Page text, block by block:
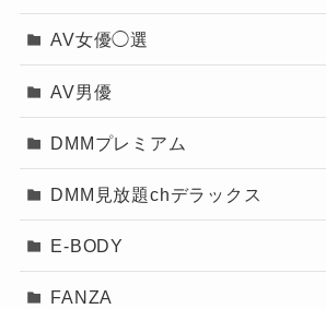
AV女優◯選
AV男優
DMMプレミアム
DMM見放題chデラックス
E-BODY
FANZA